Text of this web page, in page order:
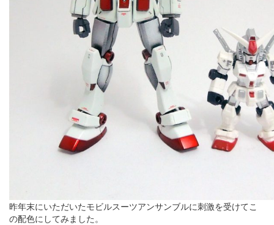
昨年末にいただいたモビルスーツアンサンブルに刺激を受けてこ
の配色にしてみました。